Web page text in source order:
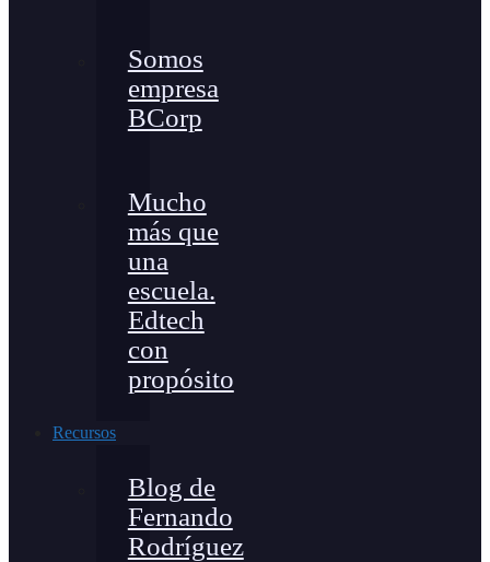
Somos
empresa
BCorp
Mucho
más que
una
escuela.
Edtech
con
propósito
Recursos
Blog de
Fernando
Rodríguez